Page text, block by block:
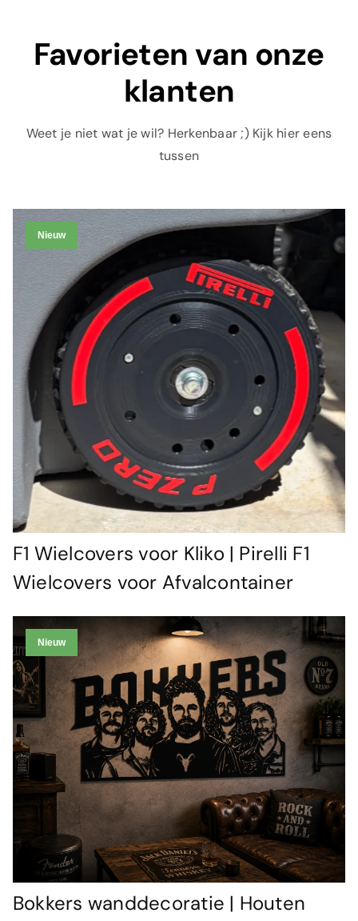
Favorieten van onze
klanten
Weet je niet wat je wil? Herkenbaar ;) Kijk hier eens
tussen
Nieuw
F1 Wielcovers voor Kliko | Pirelli F1
Wielcovers voor Afvalcontainer
Nieuw
Bokkers wanddecoratie | Houten